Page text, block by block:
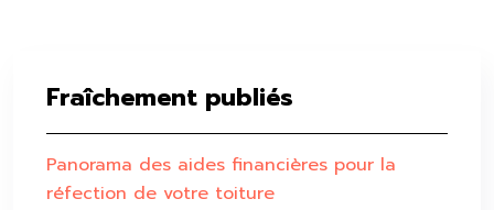
Fraîchement publiés
Panorama des aides financières pour la
réfection de votre toiture